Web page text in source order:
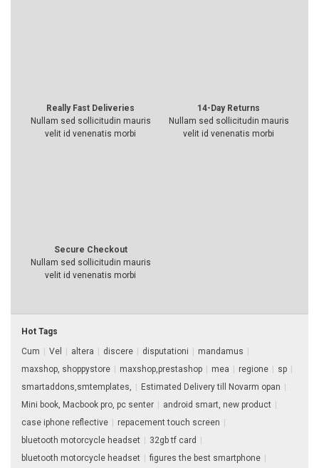
Really Fast Deliveries
Nullam sed sollicitudin mauris
velit id venenatis morbi
14-Day Returns
Nullam sed sollicitudin mauris
velit id venenatis morbi
Secure Checkout
Nullam sed sollicitudin mauris
velit id venenatis morbi
Hot Tags
Cum | Vel | altera | discere | disputationi | mandamus |
maxshop, shoppystore | maxshop,prestashop | mea | regione | sp |
smartaddons,smtemplates, | Estimated Delivery till Novarm opan |
Mini book, Macbook pro, pc senter | android smart, new product |
case iphone reflective | repacement touch screen |
bluetooth motorcycle headset | 32gb tf card |
bluetooth motorcycle headset | figures the best smartphone |